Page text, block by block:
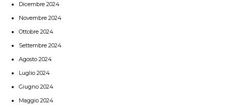
Dicembre 2024
Novembre 2024
Ottobre 2024
Settembre 2024
Agosto 2024
Luglio 2024
Giugno 2024
Maggio 2024